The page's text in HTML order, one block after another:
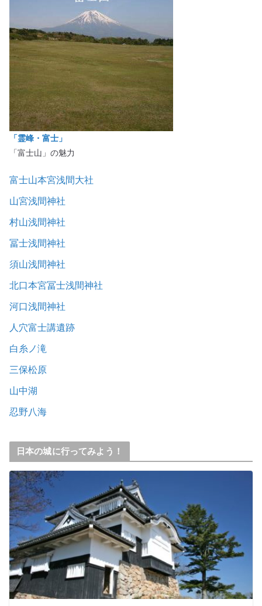
「霊峰・富士」
「富士山」の魅力
富士山本宮浅間大社
山宮浅間神社
村山浅間神社
冨士浅間神社
須山浅間神社
北口本宮冨士浅間神社
河口浅間神社
人穴富士講遺跡
白糸ノ滝
三保松原
山中湖
忍野八海
日本の城に行ってみよう！